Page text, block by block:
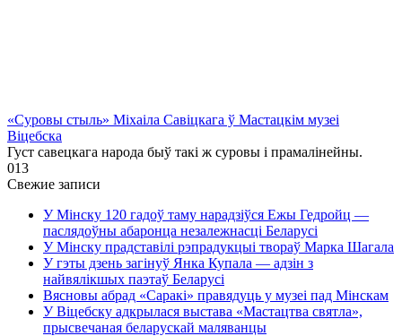
«Суровы стыль» Міхаіла Савіцкага ў Мастацкім музеі
Віцебска
Густ савецкага народа быў такі ж суровы і прамалінейны.
013
Свежие записи
У Мінску 120 гадоў таму нарадзіўся Ежы Гедройц —
паслядоўны абаронца незалежнасці Беларусі
У Мінску прадставілі рэпрадукцыі твораў Марка Шагала
У гэты дзень загінуў Янка Купала — адзін з
найвялікшых паэтаў Беларусі
Вясновы абрад «Саракі» правядуць у музеі пад Мінскам
У Віцебску адкрылася выстава «Мастацтва святла»,
прысвечаная беларускай маляванцы